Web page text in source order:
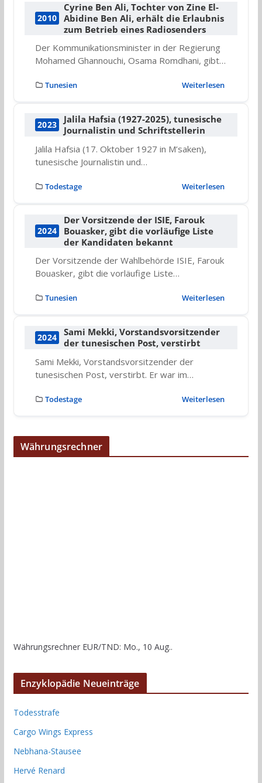
2010
Cyrine Ben Ali, Tochter von Zine El-
Abidine Ben Ali, erhält die Erlaubnis
zum Betrieb eines Radiosenders
Der Kommunikationsminister in der Regierung
Mohamed Ghannouchi, Osama Romdhani, gibt…
Tunesien Weiterlesen
2023
Jalila Hafsia (1927-2025), tunesische
Journalistin und Schriftstellerin
Jalila Hafsia (17. Oktober 1927 in M’saken),
tunesische Journalistin und…
Todestage Weiterlesen
2024
Der Vorsitzende der ISIE, Farouk
Bouasker, gibt die vorläufige Liste
der Kandidaten bekannt
Der Vorsitzende der Wahlbehörde ISIE, Farouk
Bouasker, gibt die vorläufige Liste…
Tunesien Weiterlesen
2024
Sami Mekki, Vorstandsvorsitzender
der tunesischen Post, verstirbt
Sami Mekki, Vorstandsvorsitzender der
tunesischen Post, verstirbt. Er war im…
Todestage Weiterlesen
Währungsrechner
Währungsrechner EUR/TND: Mo., 10 Aug..
Enzyklopädie Neueinträge
Todesstrafe
Cargo Wings Express
Nebhana-Stausee
Hervé Renard